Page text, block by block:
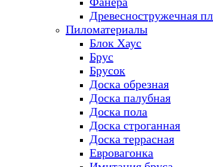
Древесностружечная
Пиломатериалы
Блок Хаус
Брус
Брусок
Доска обрезная
Доска палубная
Доска пола
Доска строганная
Доска террасная
Евровагонка